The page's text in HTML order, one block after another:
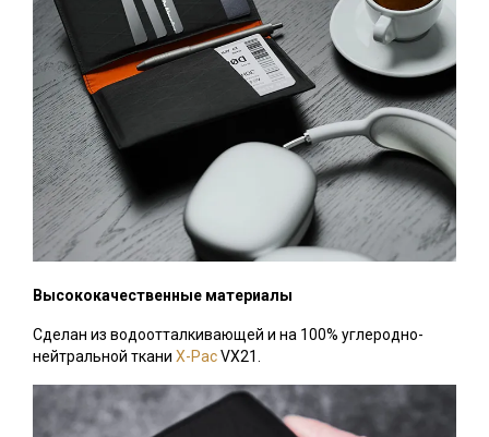
Высококачественные материалы
Сделан из водоотталкивающей и на 100% углеродно-
нейтральной ткани X-PacVX21.